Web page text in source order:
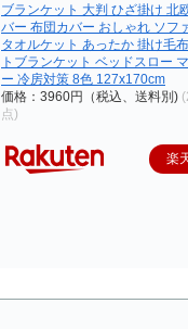
ブランケット 大判 ひざ掛け 北
バー 布団カバー おしゃれ ソフ
タオルケット あったか 掛け毛
トブランケット ベッドスロー
ー 冷房対策 8色 127x170cm
価格：3960円（税込、送料別)
点)
楽